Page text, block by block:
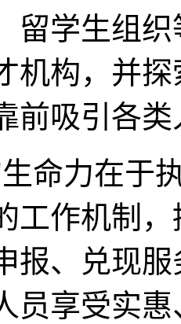
留学生组
机构，并
前吸引各
力在于执
工作机制
报、兑现
员享受实